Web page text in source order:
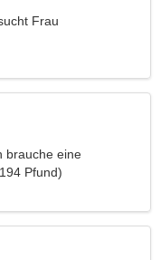
Frau
brauche eine
Pfund)